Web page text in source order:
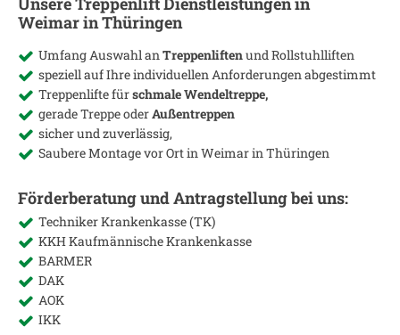
Weimar in Thüringen
Umfang Auswahl anTreppenliftenund Rollstuhlliften
speziell auf Ihre individuellen Anforderungen abgestimmt
Treppenlifte fürschmale Wendeltreppe,
gerade Treppe oderAußentreppen
sicher und zuverlässig,
Saubere Montage vor Ort inWeimar in Thüringen
Förderberatung und Antragstellung bei uns:
Techniker Krankenkasse (TK)
KKH Kaufmännische Krankenkasse
BARMER
DAK
AOK
IKK